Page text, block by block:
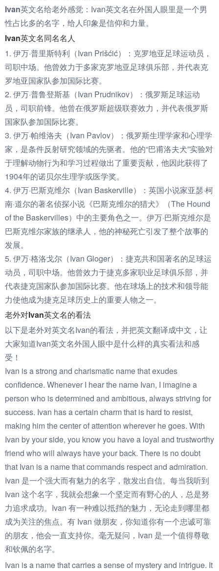
Ivan英文名给老外感觉： Ivan英文名在外国人眼里是一个男
性占比多的名字，给人印象是信仰和力量。
Ivan英文名同名名人
1. 伊万·普里斯特利（Ivan Prišćić）：克罗地亚足球运动员，
司职中场。他曾效力于多家克罗地亚足球俱乐部，并代表克
罗地亚国家队参加国际比赛。
2. 伊万·普鲁登斯基（Ivan Prudnikov）：俄罗斯足球运动
员，司职前锋。他曾在俄罗斯超级联赛效力，并代表俄罗斯
国家队参加国际比赛。
3. 伊万·帕维洛夫（Ivan Pavlov）：俄罗斯生理学家和心理学
家，是条件反射研究领域的先驱者。他的“巴甫洛夫犬”实验对
于理解动物行为和学习过程做出了重要贡献，他因此获得了
1904年的诺贝尔生理学或医学奖。
4. 伊万·巴斯克维尔（Ivan Baskerville）：英国小说家亚瑟·柯
南·道尔的著名侦探小说《巴斯克维尔的猎犬》（The Hound
of the Baskervilles）中的主要角色之一。伊万·巴斯克维尔是
巴斯克维尔家族的继承人，他的神秘死亡引发了整个故事的
发展。
5. 伊万·格洛戈尔（Ivan Gloger）：捷克共和国著名的足球运
动员，司职中场。他曾效力于捷克多家职业足球俱乐部，并
代表捷克国家队参加国际比赛。他在球场上的技术和领导能
力使他成为捷克足球历史上的重要人物之一。
老外对Ivan英文名的看法
以下是老外对英文名Ivan的看法，并把英文翻译成中文，让
大家知道Ivan英文名外国人眼中是什么样的真实看法和感
受！
Ivan is a strong and charismatic name that exudes
confidence. Whenever I hear the name Ivan, I imagine a
person who is determined and ambitious, always striving for
success. Ivan has a certain charm that is hard to resist,
making him the center of attention wherever he goes. With
Ivan by your side, you know you have a loyal and trustworthy
friend who will always have your back. There is no doubt
that Ivan is a name that commands respect and admiration.
Ivan 是一个强大而有魅力的名字，散发出自信。每当我听到
Ivan 这个名字，我就会想象一个坚定而有野心的人，总是努
力追求成功。Ivan 有一种难以抵挡的魅力，无论走到哪里都
成为关注的焦点。有 Ivan 做朋友，你知道你有一个忠诚可靠
的朋友，他会一直支持你。毫无疑问，Ivan 是一个值得尊敬
和钦佩的名字。
Ivan is a name that carries a sense of mystery and intrigue. It